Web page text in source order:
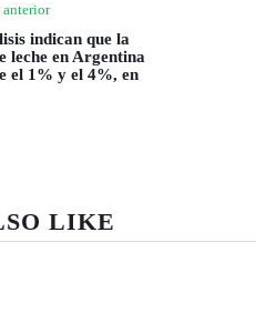
indican que la
leche en Argentina
el 1% y el 4%, en
LIKE